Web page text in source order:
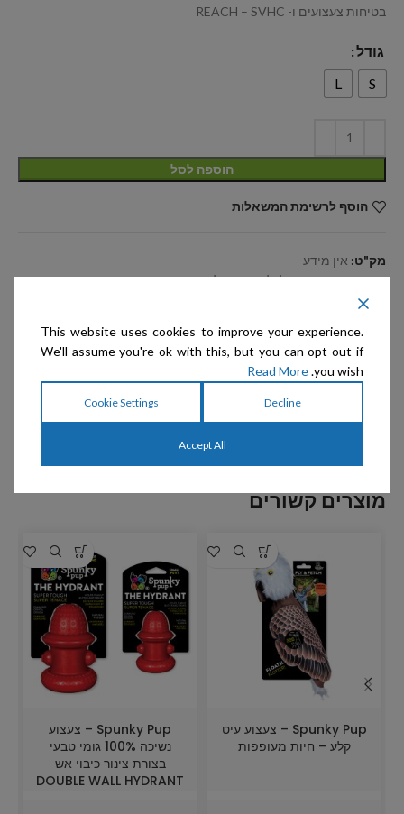
בטיחות צעצועים ו- REACH – SVHC
גודל
S
L
הוספה לסל
הוסף לרשימת המשאלות
מק"ט: אין מידע
קטגוריה:צעצועים לכלבים וחתולים
שיתוף:
מידע נוסף
מוצרים קשורים
Spunky Pup – צעצוע עיט
קלע – חיות מעופפות
Spunky Pup – צעצוע
נשיכה 100% גומי טבעי
בצורת צינור כיבוי אש
DOUBLE WALL HYDRANT
This website uses cookies to improve your experience.
We'll assume you're ok with this, but you can opt-out if
you wish.
Read More
Decline
Cookie Settings
Accept All